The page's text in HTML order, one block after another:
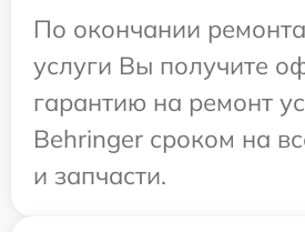
По окончании
услуги Вы получите
гарантию на ремонт
Behringer сроком на
и запчасти.